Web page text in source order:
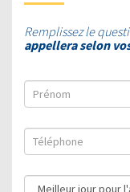
Remplissez le
appellera selon